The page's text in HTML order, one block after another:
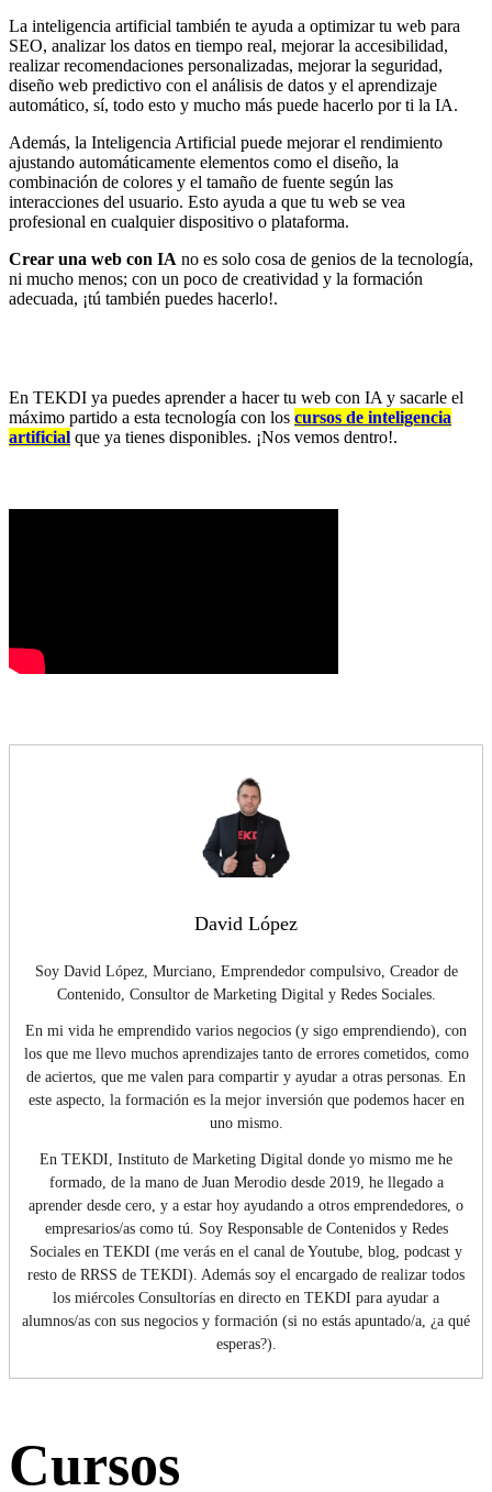
La inteligencia artificial también te ayuda a optimizar tu web para
SEO, analizar los datos en tiempo real, mejorar la accesibilidad,
realizar recomendaciones personalizadas, mejorar la seguridad,
diseño web predictivo con el análisis de datos y el aprendizaje
automático, sí, todo esto y mucho más puede hacerlo por ti la IA.
Además, la Inteligencia Artificial puede mejorar el rendimiento
ajustando automáticamente elementos como el diseño, la
combinación de colores y el tamaño de fuente según las
interacciones del usuario. Esto ayuda a que tu web se vea
profesional en cualquier dispositivo o plataforma.
Crear una web con IA no es solo cosa de genios de la tecnología,
ni mucho menos; con un poco de creatividad y la formación
adecuada, ¡tú también puedes hacerlo!.
En TEKDI ya puedes aprender a hacer tu web con IA y sacarle el
máximo partido a esta tecnología con los cursos de inteligencia
artificial que ya tienes disponibles. ¡Nos vemos dentro!.
David López
Soy David López, Murciano, Emprendedor compulsivo, Creador de
Contenido, Consultor de Marketing Digital y Redes Sociales.
En mi vida he emprendido varios negocios (y sigo emprendiendo), con
los que me llevo muchos aprendizajes tanto de errores cometidos, como
de aciertos, que me valen para compartir y ayudar a otras personas. En
este aspecto, la formación es la mejor inversión que podemos hacer en
uno mismo.
En TEKDI, Instituto de Marketing Digital donde yo mismo me he
formado, de la mano de Juan Merodio desde 2019, he llegado a
aprender desde cero, y a estar hoy ayudando a otros emprendedores, o
empresarios/as como tú. Soy Responsable de Contenidos y Redes
Sociales en TEKDI (me verás en el canal de Youtube, blog, podcast y
resto de RRSS de TEKDI). Además soy el encargado de realizar todos
los miércoles Consultorías en directo en TEKDI para ayudar a
alumnos/as con sus negocios y formación (si no estás apuntado/a, ¿a qué
esperas?).
Cursos